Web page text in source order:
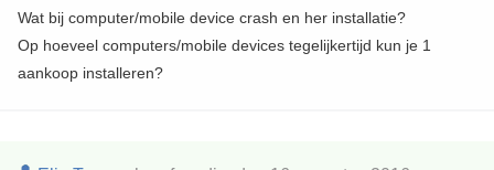
Wat bij computer/mobile device crash en her installatie?
Op hoeveel computers/mobile devices tegelijkertijd kun je 1
aankoop installeren?